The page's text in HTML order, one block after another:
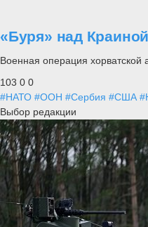
«Буря» над
Военная операция
103 0 0
#НАТО #ООН #Сербия #США
Выбор редакции